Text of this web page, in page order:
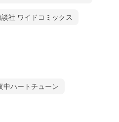
社 ワイドコミックス
中ハートチューン